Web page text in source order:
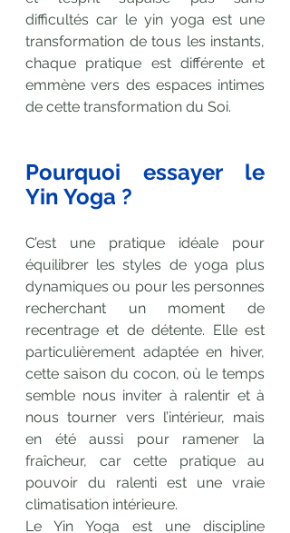
difficultés car le yin yoga est une
transformation de tous les instants,
chaque pratique est différente et
emmène vers des espaces intimes
de cette transformation du Soi.
Pourquoi essayer le
Yin Yoga ?
C’est une pratique idéale pour
équilibrer les styles de yoga plus
dynamiques ou pour les personnes
recherchant un moment de
recentrage et de détente. Elle est
particulièrement adaptée en hiver,
cette saison du cocon, où le temps
semble nous inviter à ralentir et à
nous tourner vers l’intérieur, mais
en été aussi pour ramener la
fraîcheur, car cette pratique au
pouvoir du ralenti est une vraie
climatisation intérieure.
Le Yin Yoga est une discipline